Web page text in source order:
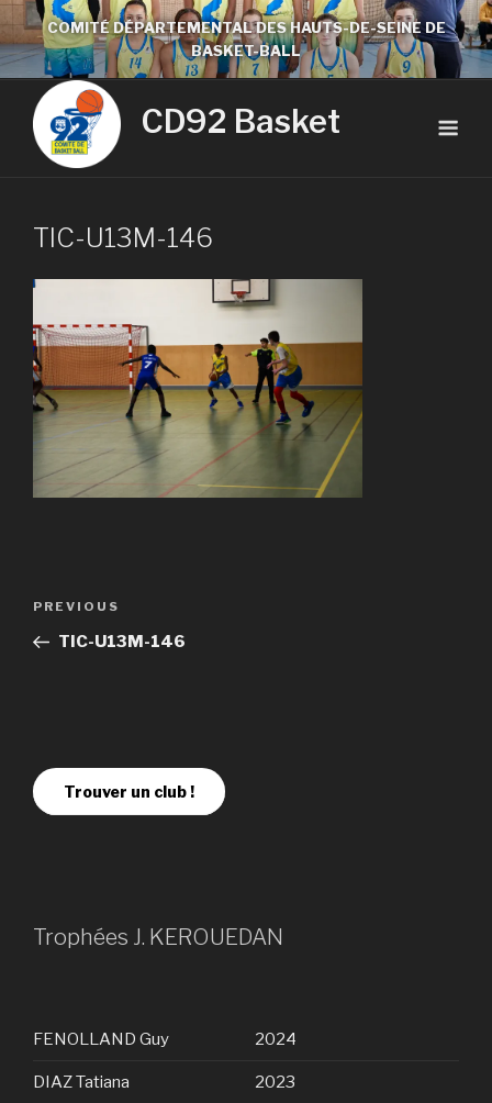
COMITÉ DÉPARTEMENTAL DES HAUTS-DE-SEINE DE
BASKET-BALL
CD92 Basket
TIC-U13M-146
PREVIOUS
TIC-U13M-146
Trouver un club !
Trophées J. KEROUEDAN
FENOLLAND Guy 2024
DIAZ Tatiana 2023